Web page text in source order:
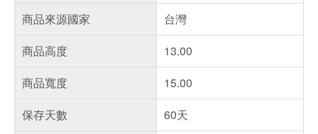
商品來源國家
台灣
商品高度
13.00
商品寬度
15.00
保存天數
60天